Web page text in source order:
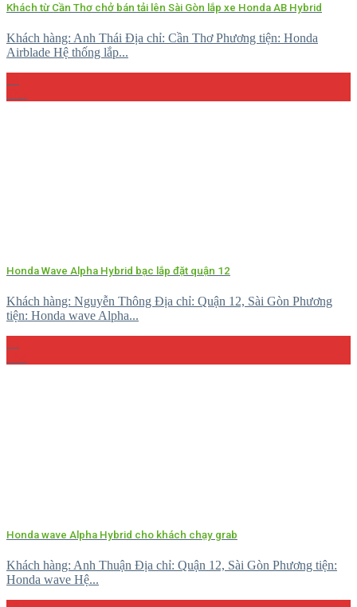
Khách từ Cần Thơ chở bán tải lên Sài Gòn lắp xe Honda AB Hybrid
Khách hàng: Anh Thái Địa chỉ: Cần Thơ Phương tiện: Honda
Airblade Hệ thống lắp...
Honda Wave Alpha Hybrid bạc lắp đặt quận 12
Khách hàng: Nguyễn Thông Địa chỉ: Quận 12, Sài Gòn Phương
tiện: Honda wave Alpha...
Honda wave Alpha Hybrid cho khách chạy grab
Khách hàng: Anh Thuận Địa chỉ: Quận 12, Sài Gòn Phương tiện:
Honda wave Hệ...